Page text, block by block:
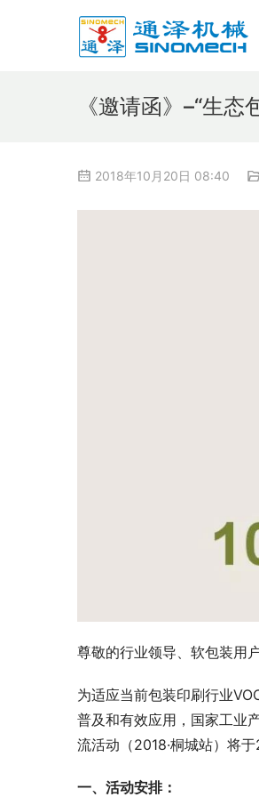
《邀请函》–“生
2018年10月20日 08:40
尊敬的行业领导、软包装用
为适应当前包装印刷行业
普及和有效应用，国家工业
流活动（2018·桐城站）将
一、活动安排：